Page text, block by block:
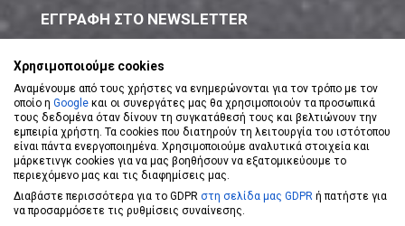
ΕΓΓΡΑΦΗ ΣΤΟ NEWSLETTER
ΕΓΓΡΑΦΗ ΣΤΟ NEWSLETTER
Αποδέχομαι τουςΌρους Χρήσης
Χρησιμοποιούμε cookies
Αναμένουμε από τους χρήστες να ενημερώνονται για τον τρόπο με τον
οποίο η Google και οι συνεργάτες μας θα χρησιμοποιούν τα προσωπικά
τους δεδομένα όταν δίνουν τη συγκατάθεσή τους και βελτιώνουν την
εμπειρία χρήστη. Τα cookies που διατηρούν τη λειτουργία του ιστότοπου
είναι πάντα ενεργοποιημένα. Χρησιμοποιούμε αναλυτικά στοιχεία και
μάρκετινγκ cookies για να μας βοηθήσουν να εξατομικεύουμε το
περιεχόμενο μας και τις διαφημίσεις μας.
Διαβάστε περισσότερα για το GDPR στη σελίδα μας GDPR ή πατήστε για
να προσαρμόσετε τις ρυθμίσεις συναίνεσης.